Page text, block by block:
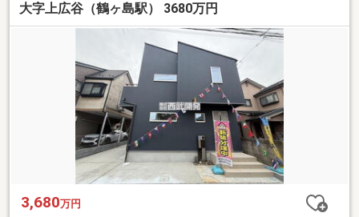
大字上広谷（鶴ヶ島駅） 3680万円
3,680万円